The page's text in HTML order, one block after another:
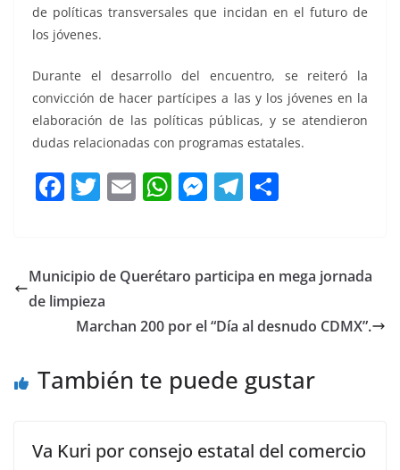
de políticas transversales que incidan en el futuro de
los jóvenes.
Durante el desarrollo del encuentro, se reiteró la
convicción de hacer partícipes a las y los jóvenes en la
elaboración de las políticas públicas, y se atendieron
dudas relacionadas con programas estatales.
F
e
b
o
k
T
er
E
l
W
s
p
M
e
g
T
gr
m
p
tir
Municipio de Querétaro participa en mega jornada
de limpieza
Marchan 200 por el “Día al desnudo CDMX”.
También te puede gustar
Va Kuri por consejo estatal del comercio